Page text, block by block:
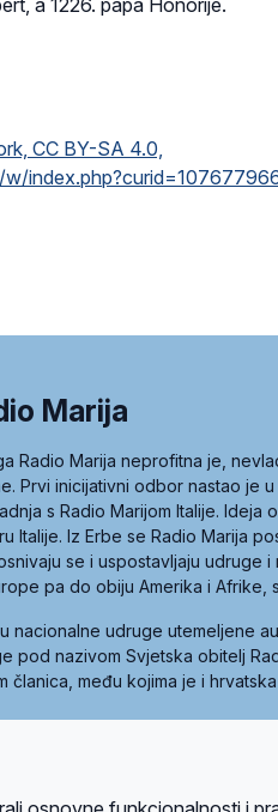
CC BY-SA 4.0,
Marija
Radio Marija neprofitna je,
Prvi inicijativni odbor nastao je
s Radio Marijom Italije. Ideja
Italije. Iz Erbe se Radio Marija
se i uspostavljaju udruge
pa do obiju Amerika i Afrike,
nacionalne udruge utemeljene
pod nazivom Svjetska obitelj
članica, među kojima je i